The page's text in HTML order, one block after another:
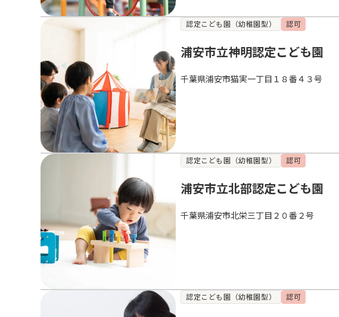
認定こども園（幼稚園型） 認可
浦安市立神明認定こども園
千葉県浦安市猫実一丁目１８番４３号
認定こども園（幼稚園型） 認可
浦安市立北部認定こども園
千葉県浦安市北栄三丁目２０番２号
認定こども園（幼稚園型） 認可